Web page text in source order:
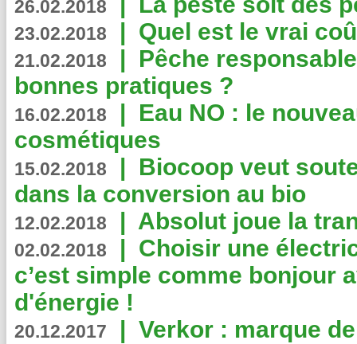
26.02.2018
23.02.2018 | Quel est le vrai
21.02.2018 | Pêche
bonnes pratiques ?
16.02.2018 | Eau NO : le
cosmétiques
15.02.2018 | Biocoop veut
dans la conversion au bio
12.02.2018 | Absolut joue la
02.02.2018 | Choisir une
c’est simple comme bonjour
d'énergie !
20.12.2017 | Verkor : marque